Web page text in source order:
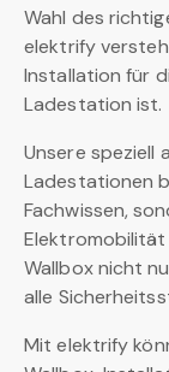
Wahl des
elektrify
Installation für
Ladestation ist.
Unsere speziell
Ladestationen
Fachwissen,
Elektromobilität
Wallbox nicht
alle
Mit elektrify